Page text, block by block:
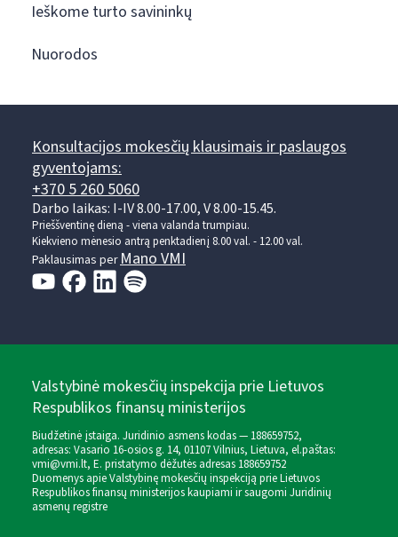
Ieškome turto savininkų
Nuorodos
Konsultacijos mokesčių klausimais ir paslaugos
gyventojams:
+370 5 260 5060
Darbo laikas: I-IV 8.00-17.00, V 8.00-15.45.
Prieššventinę dieną - viena valanda trumpiau.
Kiekvieno mėnesio antrą penktadienį 8.00 val. - 12.00 val.
Paklausimas perMano VMI
Valstybinė mokesčių inspekcija prie Lietuvos
Respublikos finansų ministerijos
Biudžetinė įstaiga. Juridinio asmens kodas — 188659752,
adresas: Vasario 16-osios g. 14, 01107 Vilnius, Lietuva, el.paštas:
vmi@vmi.lt, E. pristatymo dėžutės adresas 188659752
Duomenys apie Valstybinę mokesčių inspekciją prie Lietuvos
Respublikos finansų ministerijos kaupiami ir saugomi Juridinių
asmenų registre